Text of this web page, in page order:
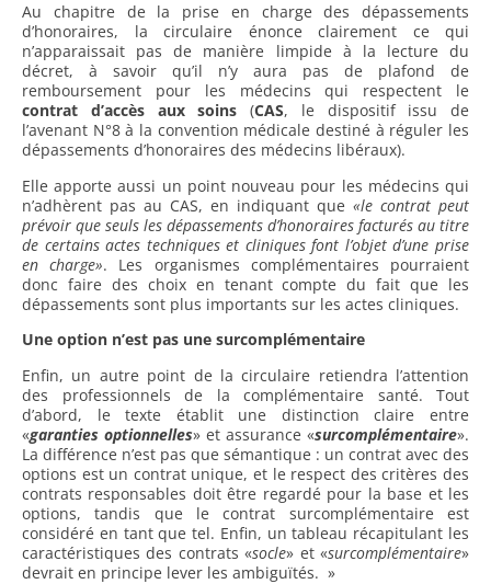
Au chapitre de la prise en charge des dépassements
d’honoraires, la circulaire énonce clairement ce qui
n’apparaissait pas de manière limpide à la lecture du
décret, à savoir qu’il n’y aura pas de plafond de
remboursement pour les médecins qui respectent le
contrat d’accès aux soins (CAS, le dispositif issu de
l’avenant N°8 à la convention médicale destiné à réguler les
dépassements d’honoraires des médecins libéraux).
Elle apporte aussi un point nouveau pour les médecins qui
n’adhèrent pas au CAS, en indiquant que «le contrat peut
prévoir que seuls les dépassements d’honoraires facturés au titre
de certains actes techniques et cliniques font l’objet d’une prise
en charge». Les organismes complémentaires pourraient
donc faire des choix en tenant compte du fait que les
dépassements sont plus importants sur les actes cliniques.
Une option n’est pas une surcomplémentaire
Enfin, un autre point de la circulaire retiendra l’attention
des professionnels de la complémentaire santé. Tout
d’abord, le texte établit une distinction claire entre
«garanties optionnelles» et assurance «surcomplémentaire».
La différence n’est pas que sémantique : un contrat avec des
options est un contrat unique, et le respect des critères des
contrats responsables doit être regardé pour la base et les
options, tandis que le contrat surcomplémentaire est
considéré en tant que tel. Enfin, un tableau récapitulant les
caractéristiques des contrats «socle» et «surcomplémentaire»
devrait en principe lever les ambiguïtés. »